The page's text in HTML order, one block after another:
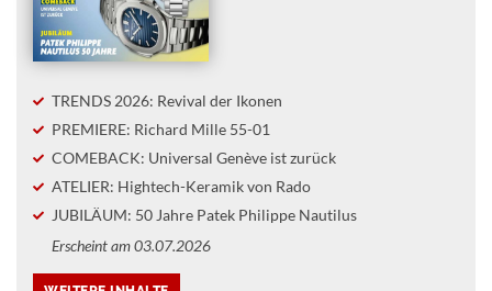
TRENDS 2026: Revival der Ikonen
PREMIERE: Richard Mille 55-01
COMEBACK: Universal Genève ist zurück
ATELIER: Hightech-Keramik von Rado
JUBILÄUM: 50 Jahre Patek Philippe Nautilus
Erscheint am 03.07.2026